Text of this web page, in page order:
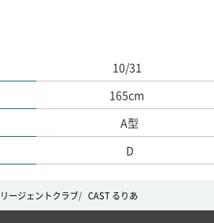
10/31
165cm
A型
D
リージェントクラブ CAST るりあ